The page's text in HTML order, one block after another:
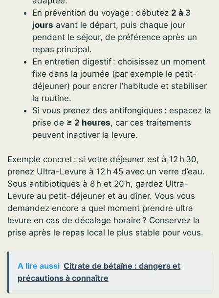
En prévention du voyage : débutez 2 à 3
jours avant le départ, puis chaque jour
pendant le séjour, de préférence après un
repas principal.
En entretien digestif : choisissez un moment
fixe dans la journée (par exemple le petit-
déjeuner) pour ancrer l’habitude et stabiliser
la routine.
Si vous prenez des antifongiques : espacez la
prise de ≥ 2 heures, car ces traitements
peuvent inactiver la levure.
Exemple concret : si votre déjeuner est à 12 h 30,
prenez Ultra-Levure à 12 h 45 avec un verre d’eau.
Sous antibiotiques à 8 h et 20 h, gardez Ultra-
Levure au petit-déjeuner et au dîner. Vous vous
demandez encore a quel moment prendre ultra
levure en cas de décalage horaire ? Conservez la
prise après le repas local le plus stable pour vous.
A lire aussi Citrate de bétaïne : dangers et
précautions à connaître